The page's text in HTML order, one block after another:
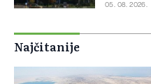
05. 08. 2026.
Najčitanije